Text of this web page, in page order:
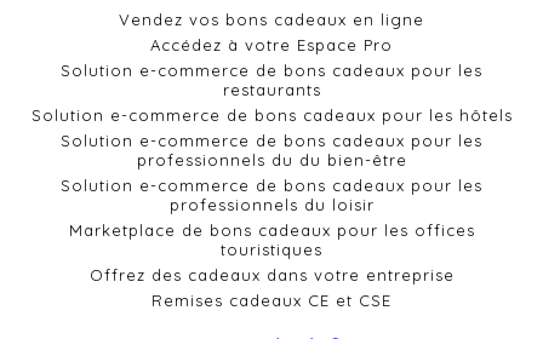
Vendez vos bons cadeaux en ligne
Accédez à votre Espace Pro
Solution e-commerce de bons cadeaux pour les
restaurants
Solution e-commerce de bons cadeaux pour les hôtels
Solution e-commerce de bons cadeaux pour les
professionnels du du bien-être
Solution e-commerce de bons cadeaux pour les
professionnels du loisir
Marketplace de bons cadeaux pour les offices
touristiques
Offrez des cadeaux dans votre entreprise
Remises cadeaux CE et CSE